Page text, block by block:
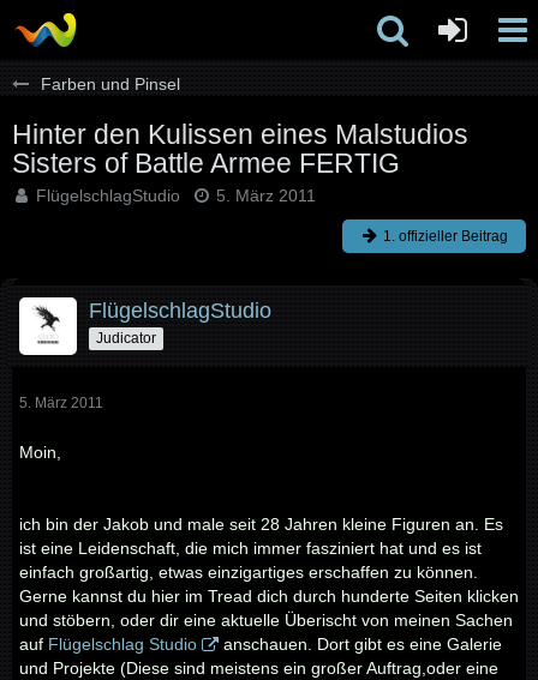
Farben und Pinsel
Hinter den Kulissen eines Malstudios
Sisters of Battle Armee FERTIG
FlügelschlagStudio 5. März 2011
1. offizieller Beitrag
FlügelschlagStudio
Judicator
5. März 2011
Moin,
ich bin der Jakob und male seit 28 Jahren kleine Figuren an. Es
ist eine Leidenschaft, die mich immer fasziniert hat und es ist
einfach großartig, etwas einzigartiges erschaffen zu können.
Gerne kannst du hier im Tread dich durch hunderte Seiten klicken
und stöbern, oder dir eine aktuelle Überischt von meinen Sachen
auf Flügelschlag Studio
anschauen. Dort gibt es eine Galerie
und Projekte (Diese sind meistens ein großer Auftrag,oder eine